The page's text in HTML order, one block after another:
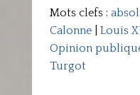
Mots clefs :
Calonne| Louis
Opinion
Turgot